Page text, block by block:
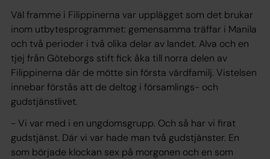
Väl framme i Filippinerna var upplägget som det brukar
inom utbytesprogrammet: gemensamma träffar i Manila
och två perioder i två olika delar av landet. Alva och en
tjej från Göteborgs stift fick åka till norra delen av
Filippinerna där de mötte sin första värdfamilj. Vistelsen
innebar förstås att de deltog i församlings- och
gudstjänstlivet.
- Vi var med i en ungdomsgrupp. Och så har vi firat
gudstjänst. Där vi var hade man två gudstjänster. En
som började klockan sex på morgonen och en som